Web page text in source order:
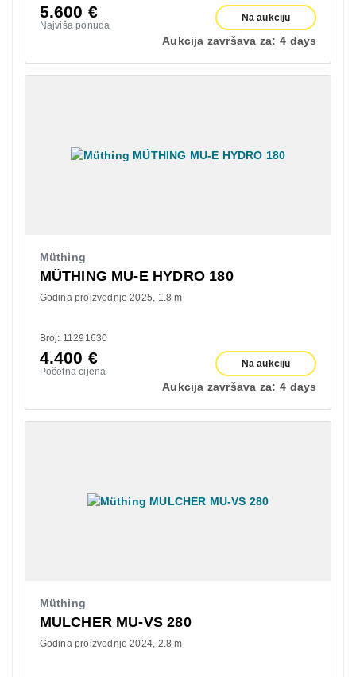
5.600 €
Najviša ponuda
Na aukciju
Aukcija završava za: 4 days
Müthing
MÜTHING MU-E HYDRO 180
Godina proizvodnje 2025 1.8 m
Broj: 11291630
4.400 €
Početna cijena
Na aukciju
Aukcija završava za: 4 days
Müthing
MULCHER MU-VS 280
Godina proizvodnje 2024 2.8 m